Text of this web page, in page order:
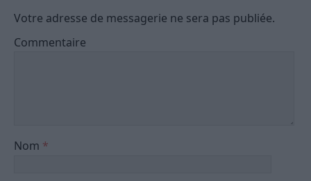
Votre adresse de messagerie ne sera pas publiée.
Commentaire
Nom *